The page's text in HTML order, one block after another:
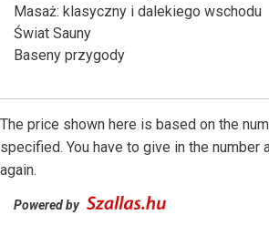
Masaż: klasyczny i dalekiego wschodu
Świat Sauny
Baseny przygody
The price shown here is based on the
specified. You have to give in the number
again.
Powered by